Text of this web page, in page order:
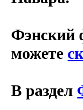
Фэнский
можете
В раздел